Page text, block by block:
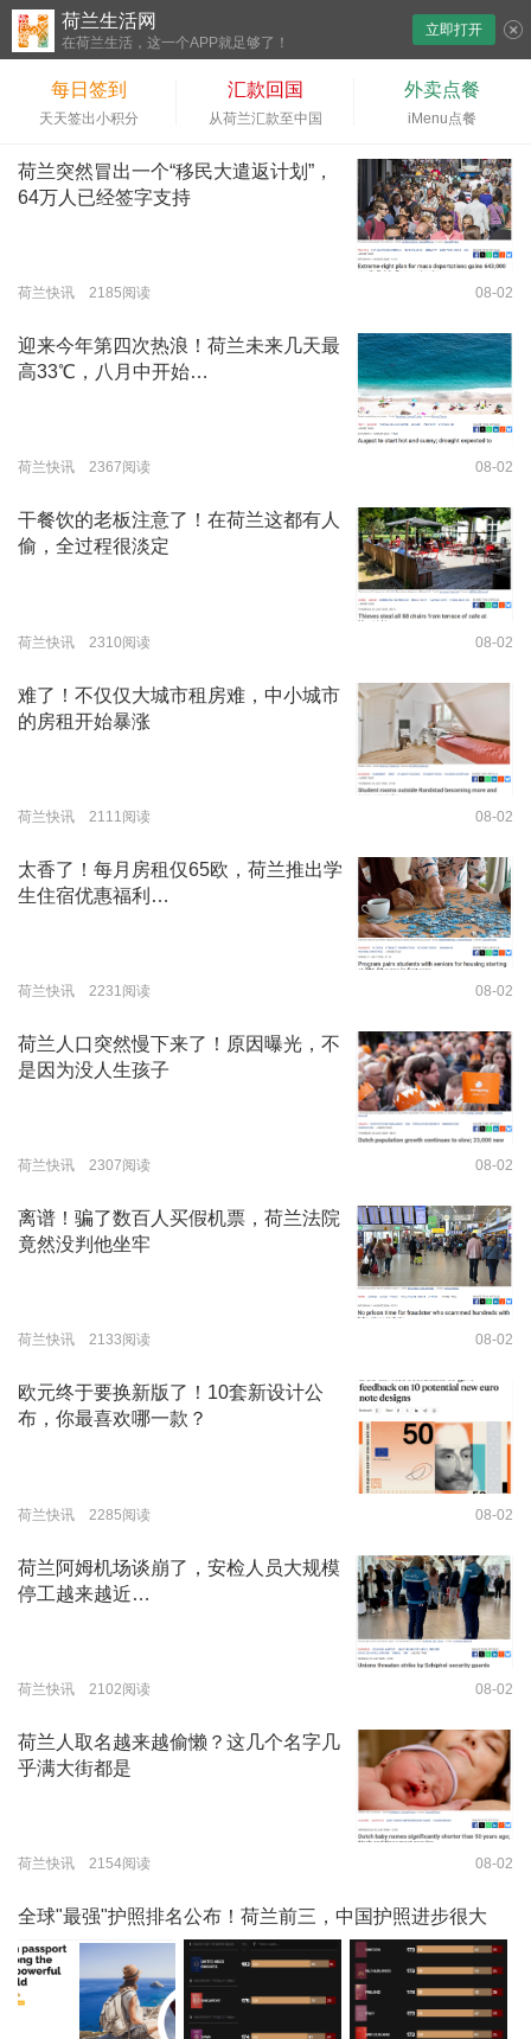
荷兰生活网
在荷兰生活，这一个APP就足够了！
立即打开
每日签到
天天签出小积分
汇款回国
从荷兰汇款至中国
外卖点餐
iMenu点餐
荷兰突然冒出一个“移民大遣返计划”，
64万人已经签字支持
荷兰快讯 2185阅读 08-02
迎来今年第四次热浪！荷兰未来几天最
高33℃，八月中开始…
荷兰快讯 2367阅读 08-02
干餐饮的老板注意了！在荷兰这都有人
偷，全过程很淡定
荷兰快讯 2310阅读 08-02
难了！不仅仅大城市租房难，中小城市
的房租开始暴涨
荷兰快讯 2111阅读 08-02
太香了！每月房租仅65欧，荷兰推出学
生住宿优惠福利…
荷兰快讯 2231阅读 08-02
荷兰人口突然慢下来了！原因曝光，不
是因为没人生孩子
荷兰快讯 2307阅读 08-02
离谱！骗了数百人买假机票，荷兰法院
竟然没判他坐牢
荷兰快讯 2133阅读 08-02
欧元终于要换新版了！10套新设计公
布，你最喜欢哪一款？
荷兰快讯 2285阅读 08-02
荷兰阿姆机场谈崩了，安检人员大规模
停工越来越近…
荷兰快讯 2102阅读 08-02
荷兰人取名越来越偷懒？这几个名字几
乎满大街都是
荷兰快讯 2154阅读 08-02
全球"最强"护照排名公布！荷兰前三，中国护照进步很大